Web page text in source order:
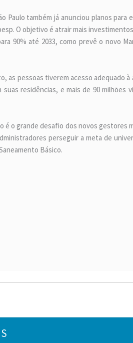
Paulo também já anunciou planos para
O objetivo é atrair mais
90% até 2033, como prevê o novo
as pessoas tiverem acesso adequado à
residências, e mais de 90 milhões
o grande desafio dos novos gestores
perseguir a meta de
Básico.